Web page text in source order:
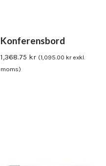
Konferensbord
1,368.75 kr (1,095.00 krexkl.
moms)